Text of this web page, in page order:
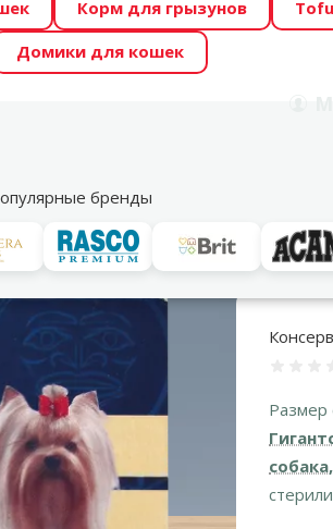
отличные цены на ТОП-овые
Возможно Твой питомец станет
Корм для грызунов
Домики для кошек
бренды
Акции
Для взрослых собак Ontario Alucup Lamb with
Размер
собака,